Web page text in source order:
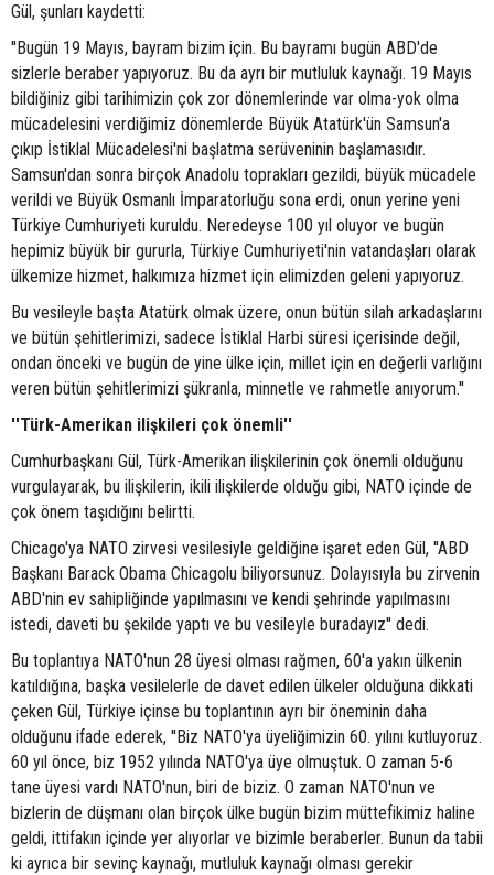
Gül, şunları kaydetti:
''Bugün 19 Mayıs, bayram bizim için. Bu bayramı bugün ABD'de
sizlerle beraber yapıyoruz. Bu da ayrı bir mutluluk kaynağı. 19 Mayıs
bildiğiniz gibi tarihimizin çok zor dönemlerinde var olma-yok olma
mücadelesini verdiğimiz dönemlerde Büyük Atatürk'ün Samsun'a
çıkıp İstiklal Mücadelesi'ni başlatma serüveninin başlamasıdır.
Samsun'dan sonra birçok Anadolu toprakları gezildi, büyük mücadele
verildi ve Büyük Osmanlı İmparatorluğu sona erdi, onun yerine yeni
Türkiye Cumhuriyeti kuruldu. Neredeyse 100 yıl oluyor ve bugün
hepimiz büyük bir gururla, Türkiye Cumhuriyeti'nin vatandaşları olarak
ülkemize hizmet, halkımıza hizmet için elimizden geleni yapıyoruz.
Bu vesileyle başta Atatürk olmak üzere, onun bütün silah arkadaşlarını
ve bütün şehitlerimizi, sadece İstiklal Harbi süresi içerisinde değil,
ondan önceki ve bugün de yine ülke için, millet için en değerli varlığını
veren bütün şehitlerimizi şükranla, minnetle ve rahmetle anıyorum.''
''Türk-Amerikan ilişkileri çok önemli''
Cumhurbaşkanı Gül, Türk-Amerikan ilişkilerinin çok önemli olduğunu
vurgulayarak, bu ilişkilerin, ikili ilişkilerde olduğu gibi, NATO içinde de
çok önem taşıdığını belirtti.
Chicago'ya NATO zirvesi vesilesiyle geldiğine işaret eden Gül, ''ABD
Başkanı Barack Obama Chicagolu biliyorsunuz. Dolayısıyla bu zirvenin
ABD'nin ev sahipliğinde yapılmasını ve kendi şehrinde yapılmasını
istedi, daveti bu şekilde yaptı ve bu vesileyle buradayız'' dedi.
Bu toplantıya NATO'nun 28 üyesi olması rağmen, 60'a yakın ülkenin
katıldığına, başka vesilelerle de davet edilen ülkeler olduğuna dikkati
çeken Gül, Türkiye içinse bu toplantının ayrı bir öneminin daha
olduğunu ifade ederek, ''Biz NATO'ya üyeliğimizin 60. yılını kutluyoruz.
60 yıl önce, biz 1952 yılında NATO'ya üye olmuştuk. O zaman 5-6
tane üyesi vardı NATO'nun, biri de biziz. O zaman NATO'nun ve
bizlerin de düşmanı olan birçok ülke bugün bizim müttefikimiz haline
geldi, ittifakın içinde yer alıyorlar ve bizimle beraberler. Bunun da tabii
ki ayrıca bir sevinç kaynağı, mutluluk kaynağı olması gerekir